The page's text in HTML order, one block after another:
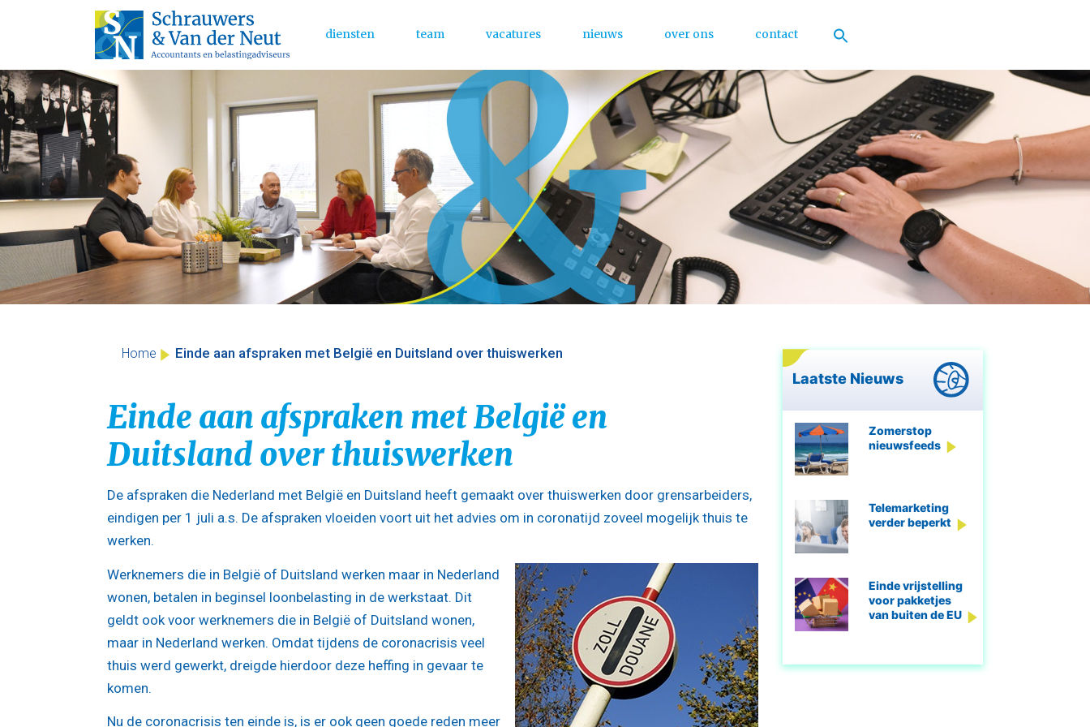
Skip
to
content
Main Menu
diensten team vacatures nieuws over ons contact
Home Einde aan afspraken met België en Duitsland over thuiswerken
Einde aan afspraken met België en
Duitsland over thuiswerken
De afspraken die Nederland met België en Duitsland heeft gemaakt over thuiswerken door grensarbeiders,
eindigen per 1 juli a.s. De afspraken vloeiden voort uit het advies om in coronatijd zoveel mogelijk thuis te
werken.
Werknemers die in België of Duitsland werken maar in Nederland
wonen, betalen in beginsel loonbelasting in de werkstaat. Dit
geldt ook voor werknemers die in België of Duitsland wonen,
maar in Nederland werken. Omdat tijdens de coronacrisis veel
thuis werd gewerkt, dreigde hierdoor deze heffing in gevaar te
komen.
Nu de coronacrisis ten einde is, is er ook geen goede reden meer
Laatste Nieuws
Zomerstop
nieuwsfeeds
Telemarketing
verder beperkt
Einde vrijstelling
voor pakketjes
van buiten de EU